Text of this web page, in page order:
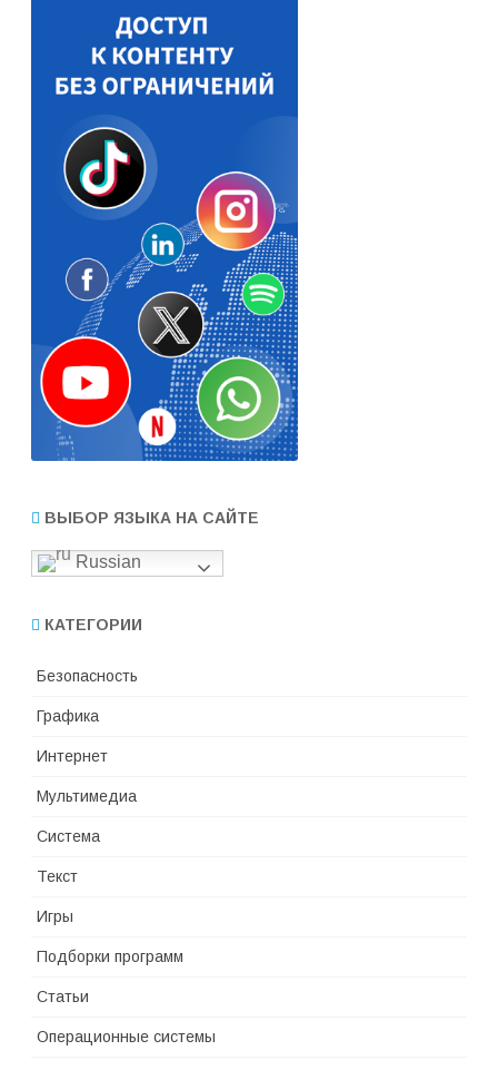
ВЫБОР ЯЗЫКА НА САЙТЕ
Russian
КАТЕГОРИИ
Безопасность
Графика
Интернет
Мультимедиа
Система
Текст
Игры
Подборки программ
Статьи
Операционные системы